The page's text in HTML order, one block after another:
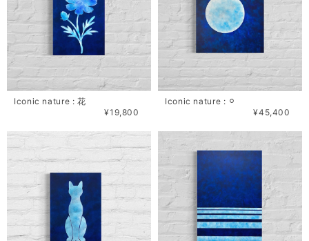
Iconic nature : 花
¥19,800
Iconic nature : ⚪︎
¥45,400